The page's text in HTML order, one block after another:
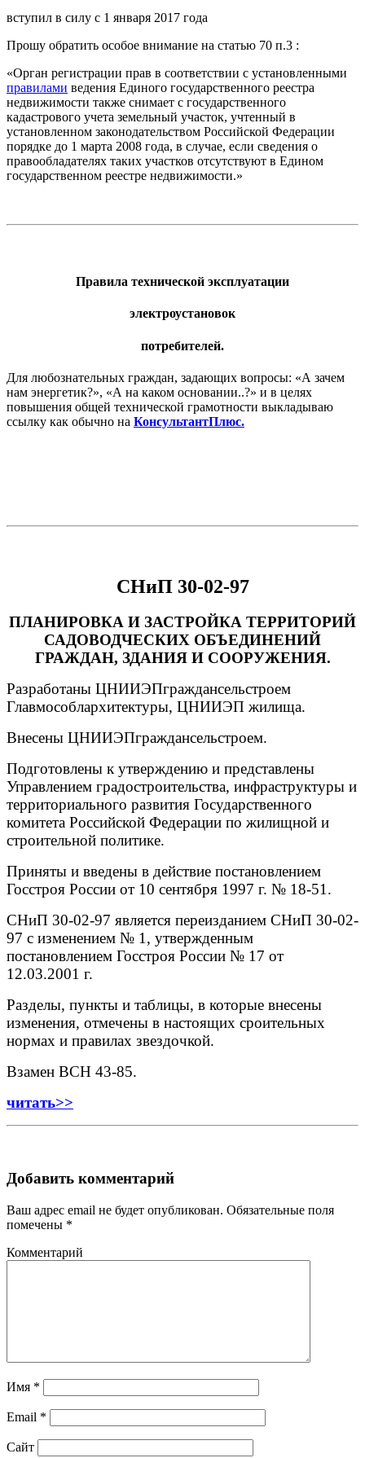
вступил в силу с 1 января 2017 года
Прошу обратить особое внимание на статью 70 п.3 :
«Орган регистрации прав в соответствии с установленными
правилами ведения Единого государственного реестра
недвижимости также снимает с государственного
кадастрового учета земельный участок, учтенный в
установленном законодательством Российской Федерации
порядке до 1 марта 2008 года, в случае, если сведения о
правообладателях таких участков отсутствуют в Едином
государственном реестре недвижимости.»
Правила технической эксплуатации
электроустановок
потребителей.
Для любознательных граждан, задающих вопросы: «А зачем
нам энергетик?», «А на каком основании..?» и в целях
повышения общей технической грамотности выкладываю
ссылку как обычно на КонсультантПлюс.
СНиП 30-02-97
ПЛАНИРОВКА И ЗАСТРОЙКА ТЕРРИТОРИЙ
САДОВОДЧЕСКИХ ОБЪЕДИНЕНИЙ
ГРАЖДАН, ЗДАНИЯ И СООРУЖЕНИЯ.
Разработаны ЦНИИЭПграждансельстроем
Главмособлархитектуры, ЦНИИЭП жилища.
Внесены ЦНИИЭПграждансельстроем.
Подготовлены к утверждению и представлены
Управлением градостроительства, инфраструктуры и
территориального развития Государственного
комитета Российской Федерации по жилищной и
строительной политике.
Приняты и введены в действие постановлением
Госстроя России от 10 сентября 1997 г. № 18-51.
СНиП 30-02-97 является переизданием СНиП 30-02-
97 с изменением № 1, утвержденным
постановлением Госстроя России № 17 от
12.03.2001 г.
Разделы, пункты и таблицы, в которые внесены
изменения, отмечены в настоящих сроительных
нормах и правилах звездочкой.
Взамен ВСН 43-85.
читать>>
Добавить комментарий
Ваш адрес email не будет опубликован. Обязательные поля
помечены *
Комментарий
Имя *
Email *
Сайт